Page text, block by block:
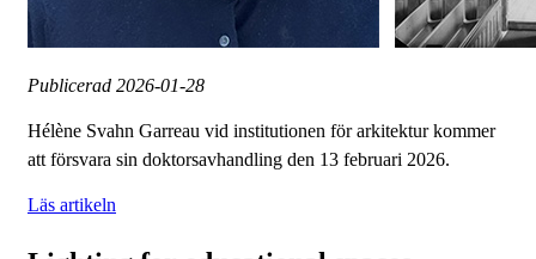
Publicerad 2026-01-28
Hélène Svahn Garreau vid institutionen för arkitektur kommer
att försvara sin doktorsavhandling den 13 februari 2026.
Läs artikeln